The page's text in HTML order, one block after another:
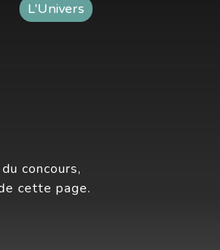
L'Univers
concours,
cette page.